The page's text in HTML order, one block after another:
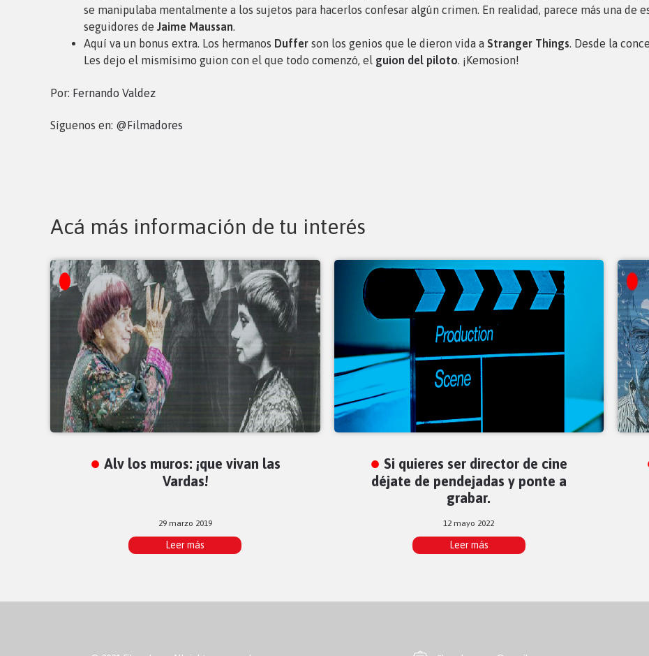
se manipulaba mentalmente a los sujetos para hacerlos confesar algún crimen. En realidad, parece más una de
seguidores de Jaime Maussan.
Aquí va un bonus extra. Los hermanos Duffer son los genios que le dieron vida a Stranger Things. Desde la
Les dejo el mismísimo guion con el que todo comenzó, el guion del piloto. ¡Kemosion!
Por: Fernando Valdez
Síguenos en: @Filmadores
Acá más información de tu interés
Alv los muros: ¡que vivan las
Vardas!
29 marzo 2019
Leer más
Si quieres ser director de cine
déjate de pendejadas y ponte a
grabar.
12 mayo 2022
Leer más